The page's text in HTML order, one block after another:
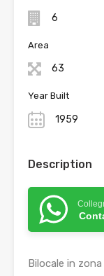
6
Area
63
Year Built
1959
Description
Bilocale in